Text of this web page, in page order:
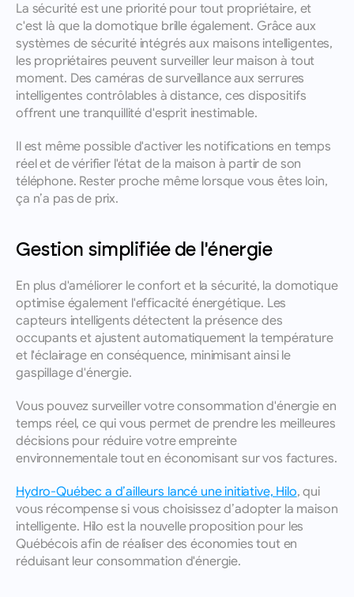
La sécurité est une priorité pour tout propriétaire, et
c'est là que la domotique brille également. Grâce aux
systèmes de sécurité intégrés aux maisons intelligentes,
les propriétaires peuvent surveiller leur maison à tout
moment. Des caméras de surveillance aux serrures
intelligentes contrôlables à distance, ces dispositifs
offrent une tranquillité d'esprit inestimable.
Il est même possible d'activer les notifications en temps
réel et de vérifier l'état de la maison à partir de son
téléphone. Rester proche même lorsque vous êtes loin,
ça n’a pas de prix.
Gestion simplifiée de l'énergie
En plus d'améliorer le confort et la sécurité, la domotique
optimise également l'efficacité énergétique. Les
capteurs intelligents détectent la présence des
occupants et ajustent automatiquement la température
et l'éclairage en conséquence, minimisant ainsi le
gaspillage d'énergie.
Vous pouvez surveiller votre consommation d'énergie en
temps réel, ce qui vous permet de prendre les meilleures
décisions pour réduire votre empreinte
environnementale tout en économisant sur vos factures.
Hydro-Québec a d’ailleurs lancé une initiative, Hilo, qui
vous récompense si vous choisissez d’adopter la maison
intelligente. Hilo est la nouvelle proposition pour les
Québécois afin de réaliser des économies tout en
réduisant leur consommation d'énergie.